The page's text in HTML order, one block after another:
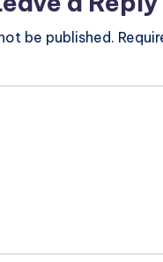
be published.